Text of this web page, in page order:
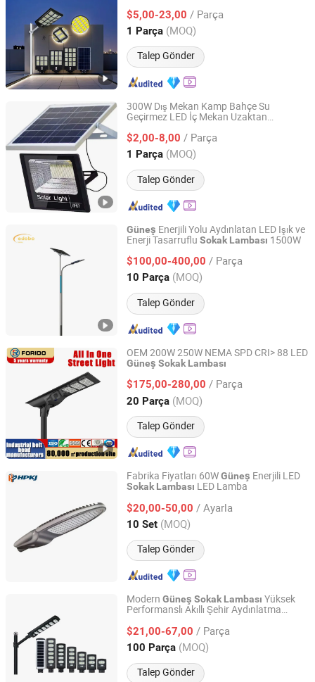
Enerjili FloodSokakLambası
$5,00-23,00 / Parça
1 Parça (MOQ)
Talep Gönder
Guangdong, China Fiyat 2020
300W Dış Mekan Kamp Bahçe Su
Geçirmez LED İç Mekan Uzaktan
TasarrufluGüneşEnerjili Flood
$2,00-8,00 / Parça
1 Parça (MOQ)
Talep Gönder
Guangzhou Yi Can Lighting Co.,Ltd
Guangdong, China Fiyat 2020
Güneş Enerjili Yolu Aydınlatan LED Işık ve
Enerji Tasarruflu Sokak Lambası 1500W
$100,00-400,00 / Parça
10 Parça (MOQ)
Talep Gönder
Yantai Edobo Tech. Co., Ltd
Jiangsu, China Fiyat 2024
OEM 200W 250W NEMA SPD CRI> 88 LED
Güneş Sokak Lambası
$175,00-280,00 / Parça
20 Parça (MOQ)
Talep Gönder
Yangzhou Forido Photoelectric Technology Co., Ltd.
Jiangsu, China Fiyat 2024
Fabrika Fiyatları 60WGüneş Enerjili LED
Sokak Lambası LED Lamba
$20,00-50,00 / Ayarla
10 Set (MOQ)
Talep Gönder
Yangzhou HePu Lighting Technology Co., Ltd.
Jiangsu, China Fiyat 2020
Modern Güneş Sokak Lambası Yüksek
Performanslı Akıllı Şehir Aydınlatma
$21,00-67,00 / Parça
100 Parça (MOQ)
Talep Gönder
Anhui Ra International Trading Co., Ltd.
Anhui, China Fiyat 2026